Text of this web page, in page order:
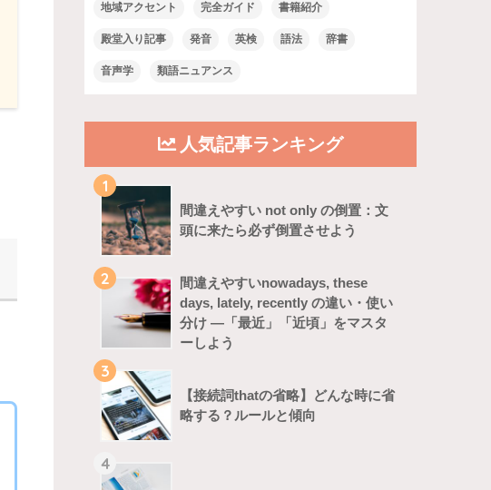
地域アクセント 完全ガイド 書籍紹介
殿堂入り記事 発音 英検 語法 辞書
音声学 類語ニュアンス
人気記事ランキング
1
間違えやすい not only の倒置：文
頭に来たら必ず倒置させよう
2
間違えやすいnowadays, these
days, lately, recently の違い・使い
分け ―「最近」「近頃」をマスタ
ーしよう
3
【接続詞thatの省略】どんな時に省
略する？ルールと傾向
4